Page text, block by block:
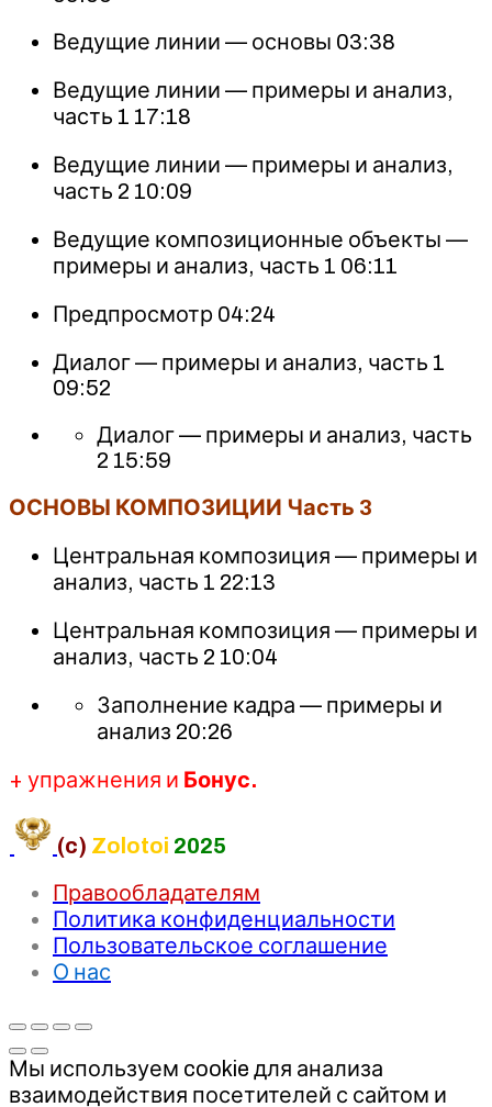
Ведущие линии — основы 03:38
Ведущие линии — примеры и анализ,
часть 1 17:18
Ведущие линии — примеры и анализ,
часть 2 10:09
Ведущие композиционные объекты —
примеры и анализ, часть 1 06:11
Предпросмотр 04:24
Диалог — примеры и анализ, часть 1
09:52
Диалог — примеры и анализ, часть
2 15:59
ОСНОВЫ КОМПОЗИЦИИ Часть 3
Центральная композиция — примеры и
анализ, часть 1 22:13
Центральная композиция — примеры и
анализ, часть 2 10:04
Заполнение кадра — примеры и
анализ 20:26
+ упражнения и Бонус.
(c) Zolotoi 2025
Правообладателям
Политика конфиденциальности
Пользовательское соглашение
О нас
Мы используем cookie для анализа
взаимодействия посетителей с сайтом и